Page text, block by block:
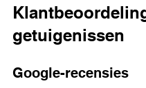
getuigenissen
Google-recensies